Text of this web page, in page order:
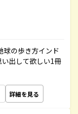
球の歩き方インド
出して欲しい1冊
詳細を見る